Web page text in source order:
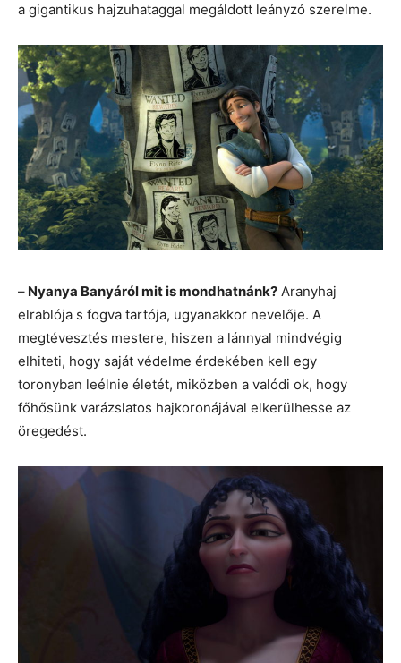
a gigantikus hajzuhataggal megáldott leányzó szerelme.
– Nyanya Banyáról mit is mondhatnánk? Aranyhaj
elrablója s fogva tartója, ugyanakkor nevelője. A
megtévesztés mestere, hiszen a lánnyal mindvégig
elhiteti, hogy saját védelme érdekében kell egy
toronyban leélnie életét, miközben a valódi ok, hogy
főhősünk varázslatos hajkoronájával elkerülhesse az
öregedést.